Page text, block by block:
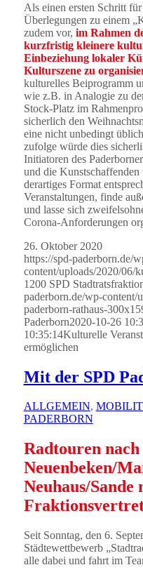
Als einen ersten Schritt
Überlegungen zu einem
zudem vor, im Rahmen
kurzfristig kleinere
Einbeziehung lokaler
Kulturszene zu
kulturelles Beiprogramm
wie z.B. in Analogie zu
Stock-Platz im
sicherlich den
eine nicht unbedingt
zufolge würde dies
Initiatoren des
und die
derartiges Format
Veranstaltungen, finde
und lasse sich
Corona-Anforderungen
26. Oktober 2020
https://spd-paderborn.de/
content/uploads/2020/06/
1200 SPD
paderborn.de/wp-content/
paderborn-rathaus-
Paderborn2020-10-26
10:35:14Kulturelle
ermöglichen
Mit der SPD
ALLGEMEIN,
PADERBORN
Radtouren nach
Neuenbeken/
Neuhaus/
Seit Sonntag, den 6.
Städtewettbewerb
alle dabei und fahrt im